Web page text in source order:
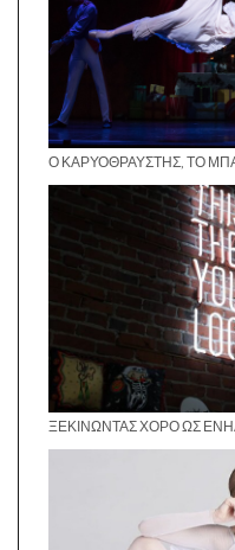
Ο ΚΑΡΥΟΘΡΑΎΣΤΗΣ, ΤΟ
ΞΕΚΙΝΏΝΤΑΣ ΧΟΡΌ ΩΣ